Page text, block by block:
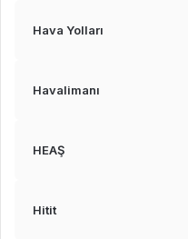
Hava Yolları
Havalimanı
HEAŞ
Hitit